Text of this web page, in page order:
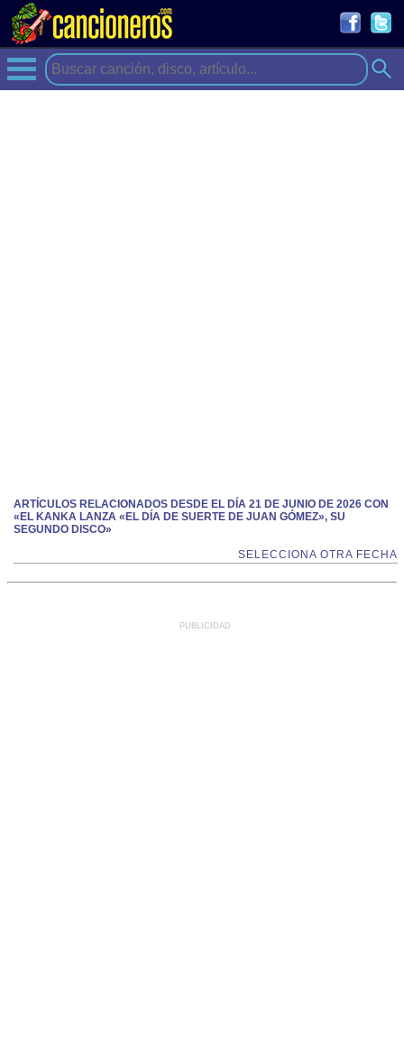
ARTÍCULOS RELACIONADOS DESDE EL DÍA 21 DE JUNIO DE 2026 CON
«EL KANKA LANZA «EL DÍA DE SUERTE DE JUAN GÓMEZ», SU
SEGUNDO DISCO»
SELECCIONA OTRA FECHA
PUBLICIDAD